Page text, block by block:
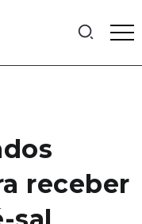
receber